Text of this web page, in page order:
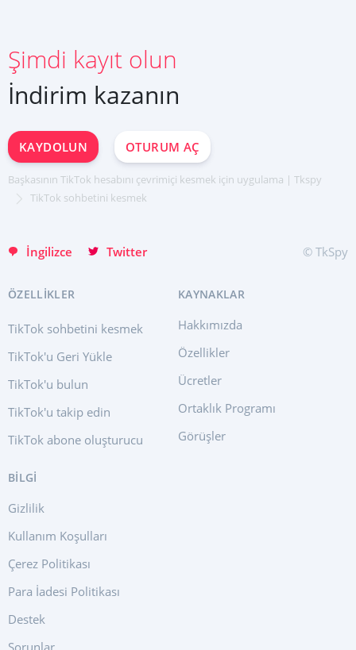
Şimdi kayıt olun
İndirim kazanın
KAYDOLUN OTURUM AÇ
Başkasının TikTok hesabını çevrimiçi kesmek için uygulama | Tkspy
TikTok sohbetini kesmek
İngilizce
Deutsch
中文
日本
Portuguese (Brazil)
Хинди हिन्दी
Italiano
Twitter © TkSpy
ÖZELLIKLER
TikTok sohbetini kesmek
TikTok'u Geri Yükle
TikTok'u bulun
TikTok'u takip edin
TikTok abone oluşturucu
KAYNAKLAR
Hakkımızda
Özellikler
Ücretler
Ortaklık Programı
Görüşler
BİLGİ
Gizlilik
Kullanım Koşulları
Çerez Politikası
Para İadesi Politikası
Destek
Sorunlar